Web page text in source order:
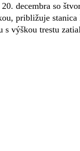
decembra so
približuje
s výškou trestu